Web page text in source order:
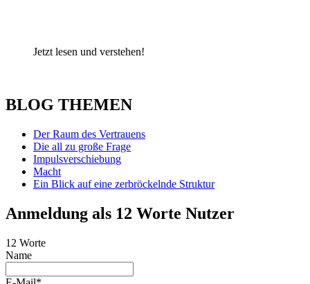
Jetzt lesen und verstehen!
BLOG THEMEN
Der Raum des Vertrauens
Die all zu große Frage
Impulsverschiebung
Macht
Ein Blick auf eine zerbröckelnde Struktur
Anmeldung als 12 Worte Nutzer
12 Worte
Name